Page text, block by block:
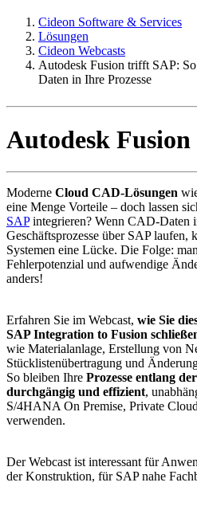
Cideon Software & Services
Lösungen
Cideon Webcasts
Autodesk Fusion trifft SAP:
Daten in Ihre Prozesse
Autodesk
Moderne Cloud CAD-Lösungen
eine Menge Vorteile – doch lassen
SAPintegrieren? Wenn CAD-Daten
Geschäftsprozesse über SAP laufen,
Systemen eine Lücke. Die Folge:
Fehlerpotenzial und aufwendige
anders!
Erfahren Sie im Webcast, wie Sie
SAP Integration to Fusion
wie Materialanlage, Erstellung von
Stücklistenübertragung und
So bleiben Ihre Prozesse entlang
durchgängig und effizient,
S/4HANA On Premise, Private
verwenden.
Der Webcast ist interessant für
der Konstruktion, für SAP nahe